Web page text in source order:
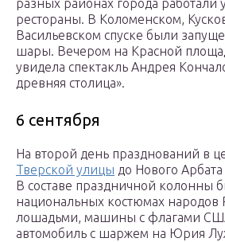
разных районах города работали
рестораны. В Коломенском,
Васильевском спуске были
шары. Вечером на Красной
увидела спектакль Андрея
древняя столица».
6 сентября
На второй день празднований в
Тверской улицы до Нового
В составе праздничной колонны
национальных костюмах народов
лошадьми, машины с флагами
автомобиль с шаржем на Юрия